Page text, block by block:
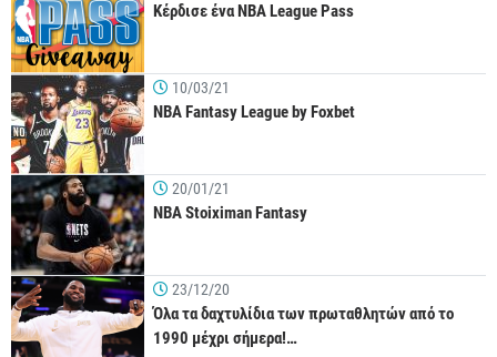
Κέρδισε ένα NBA League Pass
10/03/21
NBA Fantasy League by Foxbet
20/01/21
NBA Stoiximan Fantasy
23/12/20
Όλα τα δαχτυλίδια των πρωταθλητών από το
1990 μέχρι σήμερα!…